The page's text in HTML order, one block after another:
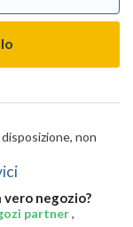
non
negozio?
partner,